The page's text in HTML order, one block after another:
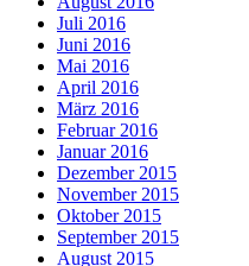
Juli 2016
Juni 2016
Mai 2016
April 2016
März 2016
Februar 2016
Januar 2016
Dezember 2015
November 2015
Oktober 2015
September 2015
August 2015